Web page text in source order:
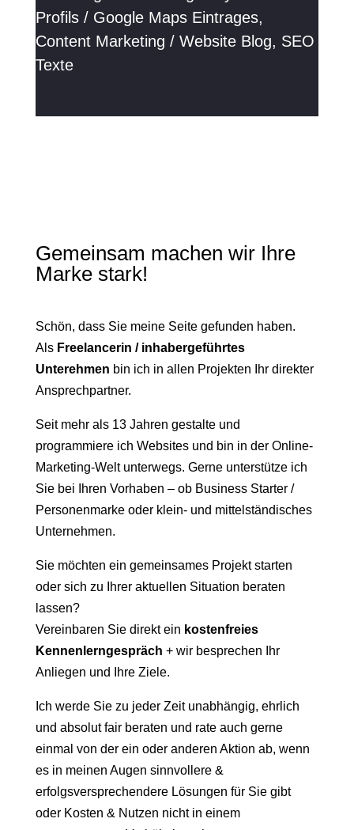
Profils / Google Maps Eintrages,
Content Marketing / Website Blog, SEO
Texte
Gemeinsam machen wir Ihre
Marke stark!
Schön, dass Sie meine Seite gefunden haben.
Als Freelancerin / inhabergeführtes
Unterehmen bin ich in allen Projekten Ihr direkter
Ansprechpartner.
Seit mehr als 13 Jahren gestalte und
programmiere ich Websites und bin in der Online-
Marketing-Welt unterwegs. Gerne unterstütze ich
Sie bei Ihren Vorhaben – ob Business Starter /
Personenmarke oder klein- und mittelständisches
Unternehmen.
Sie möchten ein gemeinsames Projekt starten
oder sich zu Ihrer aktuellen Situation beraten
lassen?
Vereinbaren Sie direkt ein kostenfreies
Kennenlerngespräch + wir besprechen Ihr
Anliegen und Ihre Ziele.
Ich werde Sie zu jeder Zeit unabhängig, ehrlich
und absolut fair beraten und rate auch gerne
einmal von der ein oder anderen Aktion ab, wenn
es in meinen Augen sinnvollere &
erfolgsversprechendere Lösungen für Sie gibt
oder Kosten & Nutzen nicht in einem